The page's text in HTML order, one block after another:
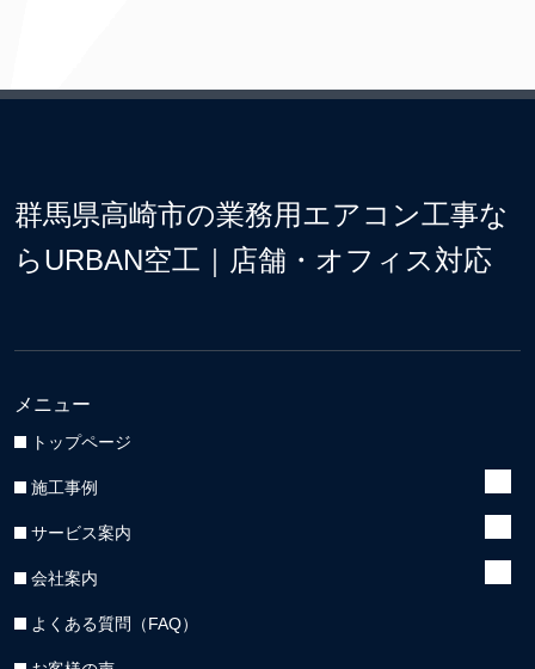
群馬県高崎市の業務用エアコン工事な
らURBAN空工｜店舗・オフィス対応
メニュー
トップページ
施工事例
サービス案内
会社案内
よくある質問（FAQ）